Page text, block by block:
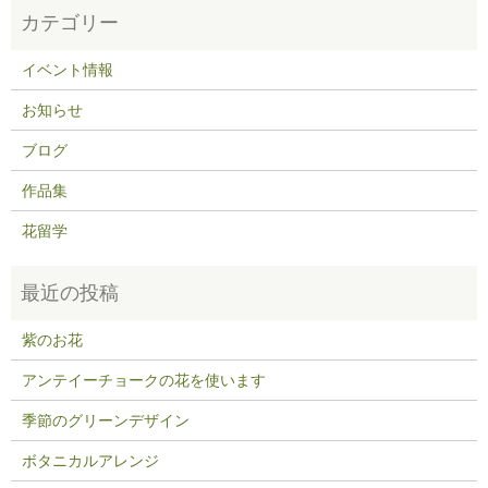
イベント情報
お知らせ
ブログ
作品集
花留学
紫のお花
アンテイーチョークの花を使います
季節のグリーンデザイン
ボタニカルアレンジ